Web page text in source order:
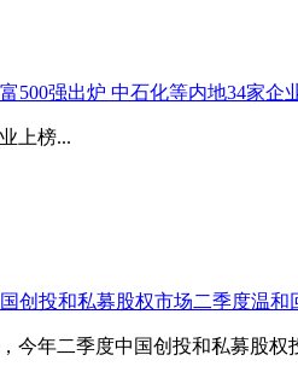
500强出炉 中石化等内地34家企
上榜...
创投和私募股权市场二季度温和
今年二季度中国创投和私募股权